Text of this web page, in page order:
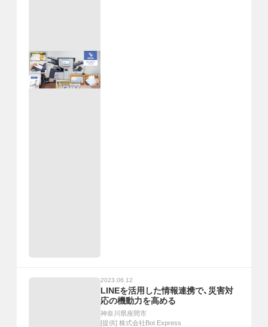
2023.06.12
LINEを活用した情報連携で、災害対
応の機動力を高める
神奈川県座間市
[提供] 株式会社Bot Express